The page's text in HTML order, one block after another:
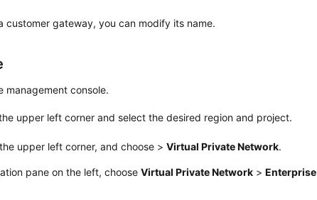
customer gateway, you can modify its name.
management console.
upper left corner and select the desired region and project.
upper left corner, and choose >Virtual Private Network.
pane on the left, chooseVirtual Private Network >